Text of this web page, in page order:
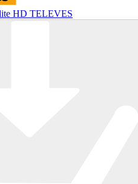
HD TELEVES